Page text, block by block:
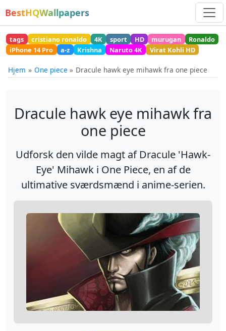
BestHQWallpapers
tags cristiano ronaldo 4K sport HD murugan
Ronaldo
iPhone 14 Pro
a-z Krishna Naruto 4K Virat Kohli HD
Hjem One piece Dracule hawk eye mihawk fra one piece
Dracule hawk eye mihawk fra
one piece
Udforsk den vilde magt af Dracule 'Hawk-
Eye' Mihawk i One Piece, en af de
ultimative sværdsmænd i anime-serien.